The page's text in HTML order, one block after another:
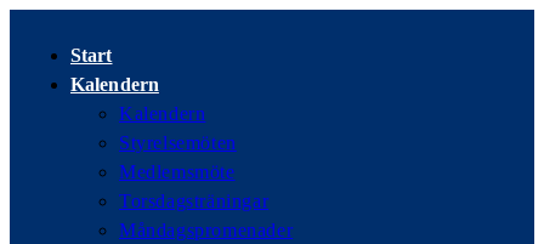
innehållet
Start
Kalendern
Kalendern
Styrelsemöten
Medlemsmöte
Torsdagsträningar
Måndagspromenader